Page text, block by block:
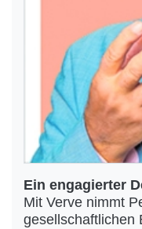
Ein engagierter
Mit Verve nimmt
gesellschaftlichen